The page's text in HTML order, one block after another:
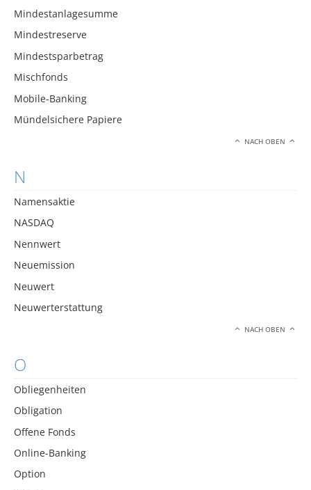
Mindestanlagesumme
Mindestreserve
Mindestsparbetrag
Mischfonds
Mobile-Banking
Mündelsichere Papiere
NACH OBEN
N
Namensaktie
NASDAQ
Nennwert
Neuemission
Neuwert
Neuwerterstattung
NACH OBEN
O
Obliegenheiten
Obligation
Offene Fonds
Online-Banking
Option